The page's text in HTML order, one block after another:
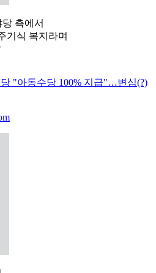
측에서
기식 복지라며
"아동수당 100% 지급"…변심(?)